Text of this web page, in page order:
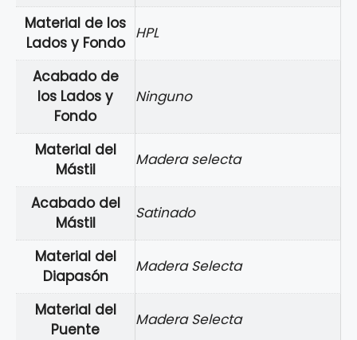
Material de los
Lados y Fondo
HPL
Acabado de
los Lados y
Fondo
Ninguno
Material del
Mástil
Madera selecta
Acabado del
Mástil
Satinado
Material del
Diapasón
Madera Selecta
Material del
Puente
Madera Selecta